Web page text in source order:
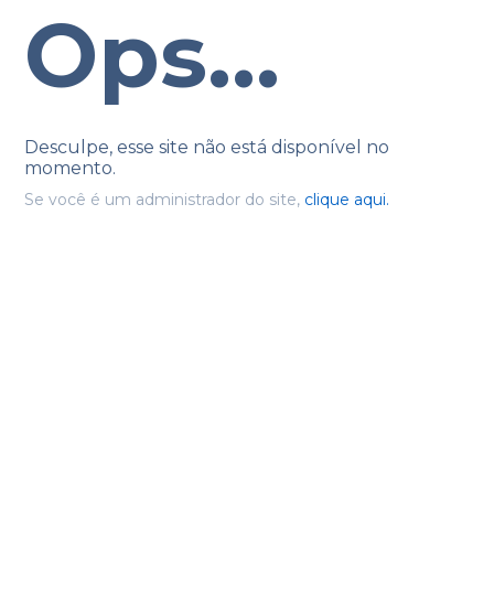
Ops...
Desculpe, esse site não está disponível no
momento.
Se você é um administrador do site, clique aqui.